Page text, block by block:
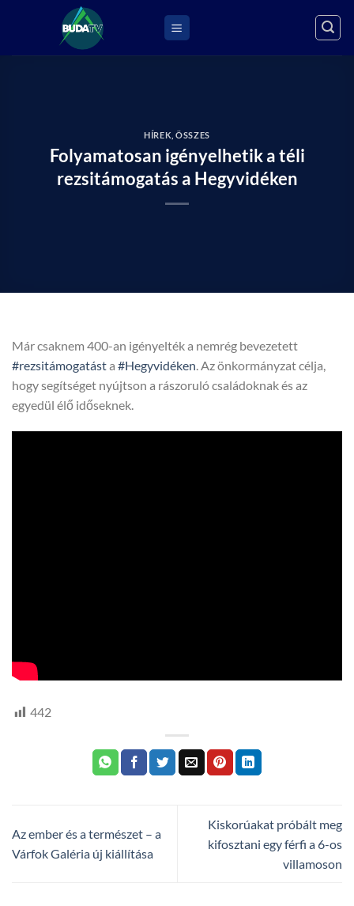
HÍREK ,ÖSSZES
Folyamatosan igényelhetik a téli
rezsitámogatás a Hegyvidéken
Már csaknem 400-an igényelték a nemrég bevezetett
#rezsitámogatásta #Hegyvidéken. Az önkormányzat célja,
hogy segítséget nyújtson a rászoruló családoknak és az
egyedül élő időseknek.
442
Az ember és a természet – a
Várfok Galéria új kiállítása
Kiskorúakat próbált meg
kifosztani egy férfi a 6-os
villamoson